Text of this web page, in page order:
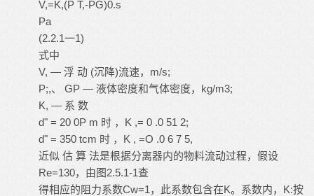
V,=K,(P T,-PG)0.s
Pa
(2.2.1一1)
式中
V, — 浮 动 (沉降)流速，m/s;
P;,、 GP — 液体密度和气体密度，kg/m3;
K, — 系 数
d" = 20 0P m 时 ，K ,= 0 .0 51 2;
d" = 350 tcm 时 ，K , =O .0 6 7 5,
近似 估 算 法是根据分离器内的物料流动过程，假设
Re=130，由图2.5.1-1查
得相应的阻力系数Cw=1，此系数包含在K。系数内，K:按